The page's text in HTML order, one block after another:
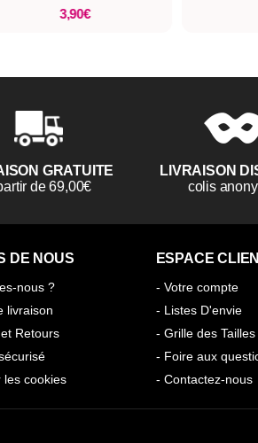
3,90€
GRATUITE
de 69,00€
LIVRAISON
colis
DE NOUS
nous ?
livraison
Retours
les cookies
ESPACE
- Votre compte
- Listes D'envie
- Grille des Tailles
- Foire aux
- Contactez-nous